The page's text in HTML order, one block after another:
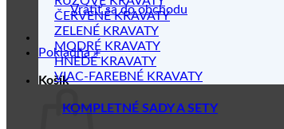
Vrátiť sa do obchodu
Pokladňa +
Košík
ČERVENÉ KRAVATY
ZELENÉ KRAVATY
MODRÉ KRAVATY
HNEDÉ KRAVATY
VIAC-FAREBNÉ KRAVATY
KOMPLETNÉ SADY A SETY